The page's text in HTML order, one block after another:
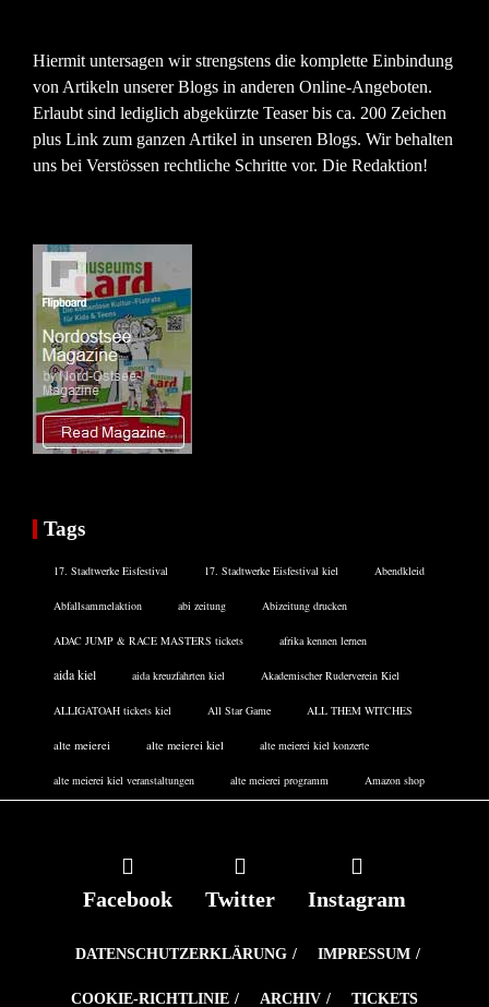
Hiermit untersagen wir strengstens die komplette Einbindung
von Artikeln unserer Blogs in anderen Online-Angeboten.
Erlaubt sind lediglich abgekürzte Teaser bis ca. 200 Zeichen
plus Link zum ganzen Artikel in unseren Blogs. Wir behalten
uns bei Verstössen rechtliche Schritte vor. Die Redaktion!
Tags
17. Stadtwerke Eisfestival 17. Stadtwerke Eisfestival kiel Abendkleid
Abfallsammelaktion abi zeitung Abizeitung drucken
ADAC JUMP & RACE MASTERS tickets afrika kennen lernen
aida kiel aida kreuzfahrten kiel Akademischer Ruderverein Kiel
ALLIGATOAH tickets kiel All Star Game ALL THEM WITCHES
alte meierei alte meierei kiel alte meierei kiel konzerte
alte meierei kiel veranstaltungen alte meierei programm Amazon shop
Facebook Twitter Instagram
DATENSCHUTZERKLÄRUNG IMPRESSUM
COOKIE-RICHTLINIE ARCHIV TICKETS